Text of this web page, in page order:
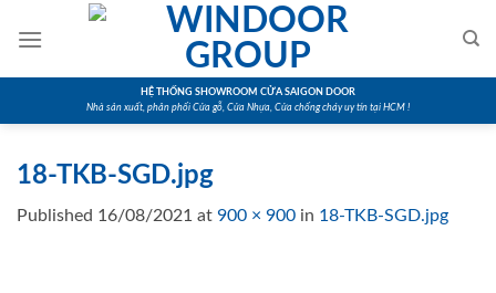
HỆ THỐNG SHOWROOM CỬA SAIGON DOOR
Nhà sản xuất, phân phối Cửa gỗ, Cửa Nhựa, Cửa chống cháy uy tín tại HCM !
18-TKB-SGD.jpg
Published 16/08/2021 at 900 × 900 in 18-TKB-SGD.jpg